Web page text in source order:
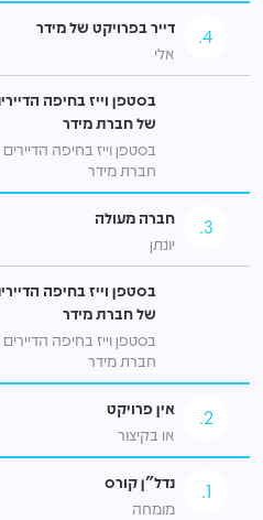
4.
דייר בפרויקט של מידר
אלי
בסטפן וייז בחיפה
של חברת מידר
בסטפן וייז בחיפה הדיירים
חברת מידר
3.
חברה מעולה
יונתן
בסטפן וייז בחיפה
של חברת מידר
בסטפן וייז בחיפה הדיירים
חברת מידר
2.
אין פרויקט
או בקיצור
1.
נדל"ן קורס
מומחה